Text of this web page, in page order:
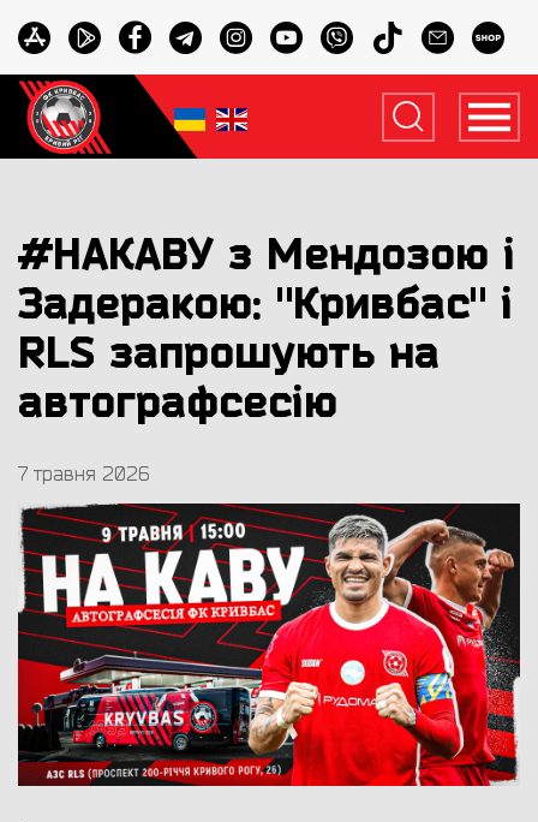
#НАКАВУ з Мендозою і
Задеракою: "Кривбас" і
RLS запрошують на
автографсесію
7 травня 2026